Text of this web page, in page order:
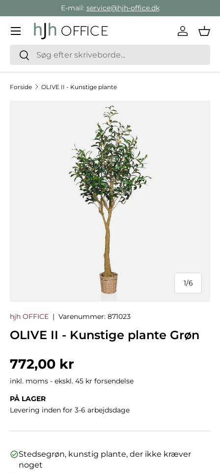
Gå direkte til indholdet
E-mail: service@hjh-office.dk
SøgSøg
Log ind
Menu
Forside OLIVE II - Kunstige plante
Hop til produktinformation
1/
af
6
hjh OFFICE | Varenummer: 871023
OLIVE II - Kunstige plante Grøn
Normalpris
772,00 kr
inkl. moms - ekskl. 45 kr forsendelse
PÅ LAGER
Levering inden for 3-6 arbejdsdage
Stedsegrøn, kunstig plante, der ikke kræver
noget